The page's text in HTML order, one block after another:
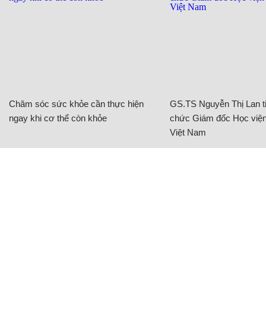
Chăm sóc sức khỏe cần thực hiện
ngay khi cơ thể còn khỏe
GS.TS Nguyễn Thị Lan
chức Giám đốc Học
Việt Nam